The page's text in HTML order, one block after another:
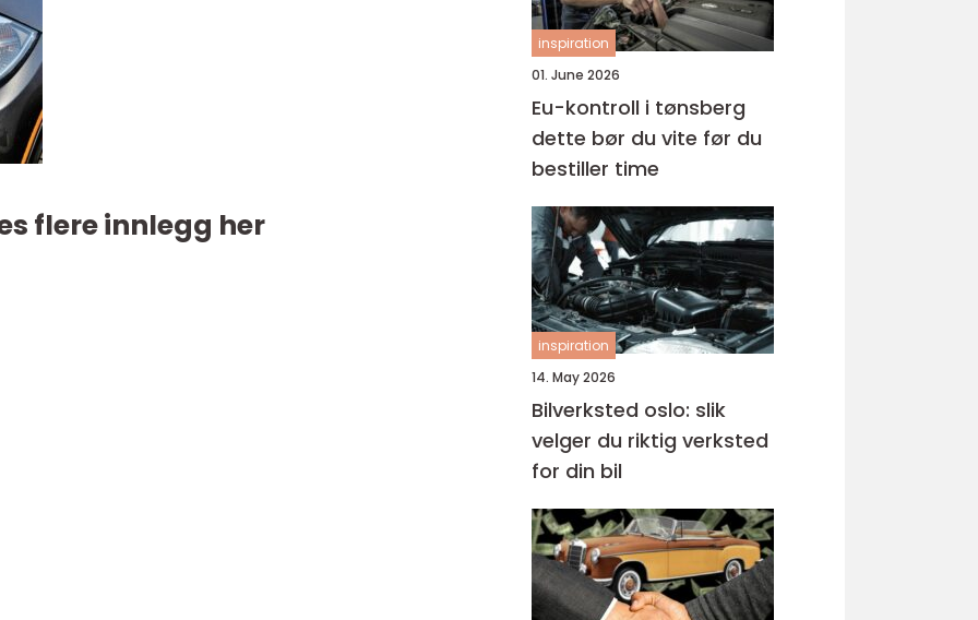
flere innlegg her
inspiration
01. June 2026
Eu-kontroll i tønsberg
dette bør du vite før du
bestiller time
inspiration
14. May 2026
Bilverksted oslo: slik
velger du riktig verksted
for din bil